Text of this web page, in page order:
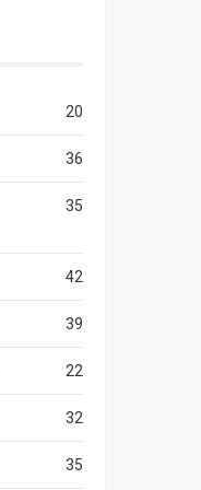
20
36
35
42
39
22
32
35